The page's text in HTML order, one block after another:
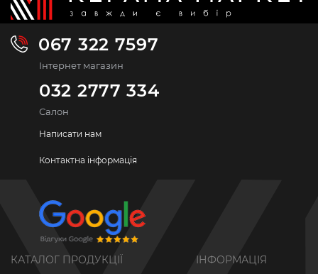
067 322 7597
Інтернет магазин
032 2777 334
Салон
Написати нам
Контактна інформація
КАТАЛОГ ПРОДУКЦІЇ ІНФОРМАЦІЯ